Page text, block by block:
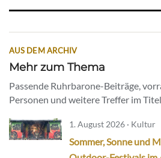
AUS DEM ARCHIV
Mehr zum Thema
Passende Ruhrbarone-Beiträge,
Personen und weitere Treffer im
1. August 2026 · Kultur
Sommer, Sonne und